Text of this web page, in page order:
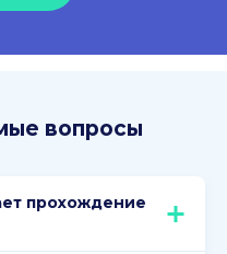
вопросы
прохождение